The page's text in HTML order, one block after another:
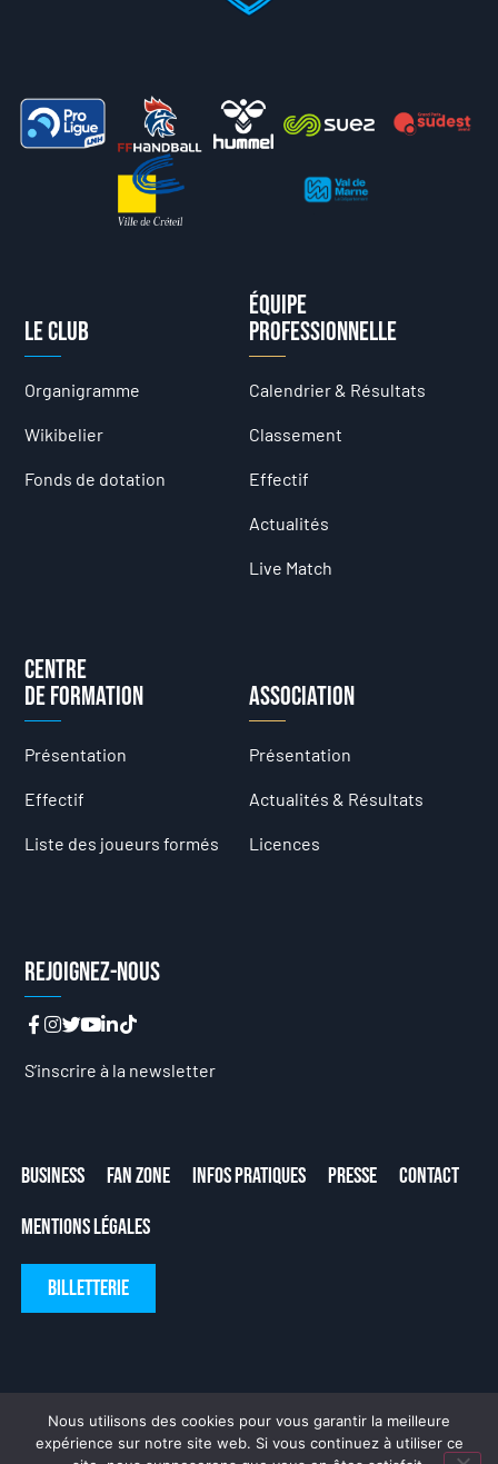
Le club
Organigramme
Wikibelier
Fonds de dotation
Équipe
professionnelle
Calendrier & Résultats
Classement
Effectif
Actualités
Live Match
Centre
de formation
Présentation
Effectif
Liste des joueurs formés
Association
Présentation
Actualités & Résultats
Licences
Rejoignez-nous
S’inscrire à la newsletter
Business Fan Zone Infos Pratiques Presse
Contact
Mentions Légales
Billetterie
Nous utilisons des cookies pour vous garantir la meilleure
expérience sur notre site web. Si vous continuez à utiliser ce